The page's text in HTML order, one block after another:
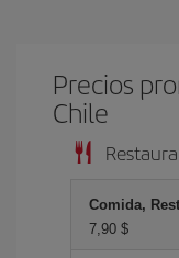
Precios
Chile
Comida,
7,90 $